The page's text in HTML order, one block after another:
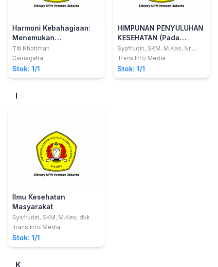
Harmoni Kebahagiaan:
Menemukan
Keseimbangan melalui
Perilaku Sopan Santun
Titi Khotimah
Gamagatra
Stok: 1/1
HIMPUNAN PENYULUHAN
KESEHATAN (Pada
Remaja, Keluarga, Lans a
dan Masyarakat)
Syafrudin, SKM. M.Kes, Nr.
Karningsih, SKp.M.Kes,
Trans Info Media
Stok: 1/1
I
Ilmu Kesehatan
Masyarakat
Syafrudin, SKM, M.Kes; dkk
Trans Info Media
Stok: 1/1
K